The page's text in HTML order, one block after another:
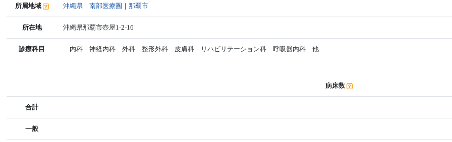
所属地域 沖縄県 ｜南部医療圏 ｜那覇市
所在地 沖縄県那覇市壺屋1-2-16
診療科目 内科 神経内科 外科 整形外科 皮膚科 リハビリテーション科 呼吸器内科 他
病床数
合計
一般